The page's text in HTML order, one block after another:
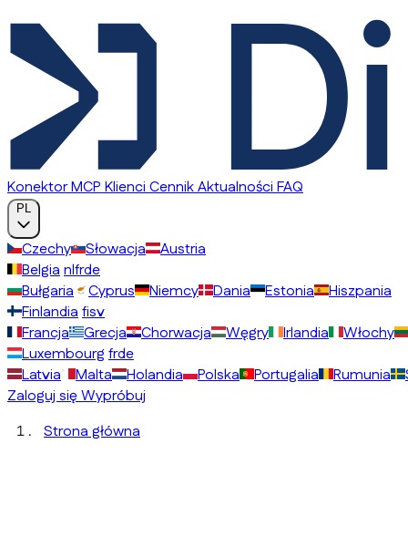
Konektor MCPKlienciCennikAktualnościFAQ
Czechy Słowacja
Austria
Belgianlfrde
Bułgaria
Cyprus Niemcy Dania Estonia
Hiszpania
Finlandiafisv
Francja
Grecja Chorwacja Węgry Irlandia Włochy
Luxembourg frde
Latvia
Malta Holandia Polska Portugalia Rumunia
Zaloguj sięWypróbuj
Strona główna